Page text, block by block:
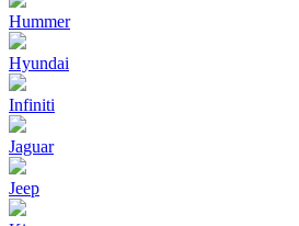
Hummer
Hyundai
Infiniti
Jaguar
Jeep